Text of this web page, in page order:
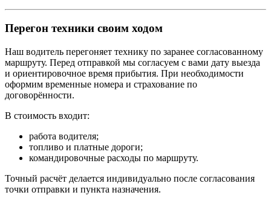
Перегон техники своим ходом
Наш водитель перегоняет технику по заранее согласованному
маршруту. Перед отправкой мы согласуем с вами дату выезда
и ориентировочное время прибытия. При необходимости
оформим временные номера и страхование по
договорённости.
В стоимость входит:
работа водителя;
топливо и платные дороги;
командировочные расходы по маршруту.
Точный расчёт делается индивидуально после согласования
точки отправки и пункта назначения.